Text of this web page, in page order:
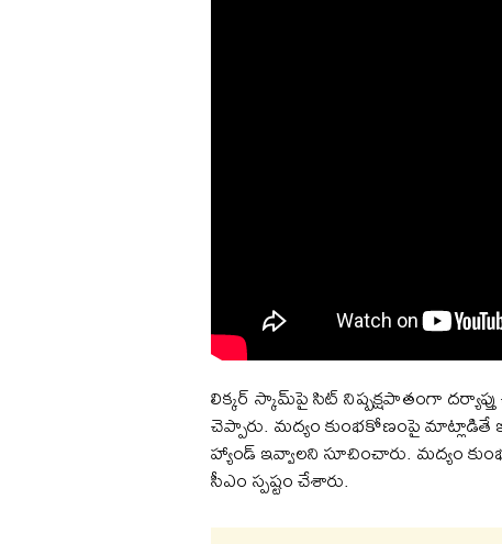
లిక్కర్ స్కామ్‌పై సిట్‌ నిష్పక్షపాతంగా
చెప్పారు. మద్యం కుంభకోణంపై మాట్లాడితే
హ్యాండ్ ఇవ్వాలని సూచించారు. మద్యం
సీఎం స్పష్టం చేశారు.